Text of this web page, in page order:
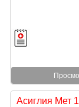
Асиглия Мет